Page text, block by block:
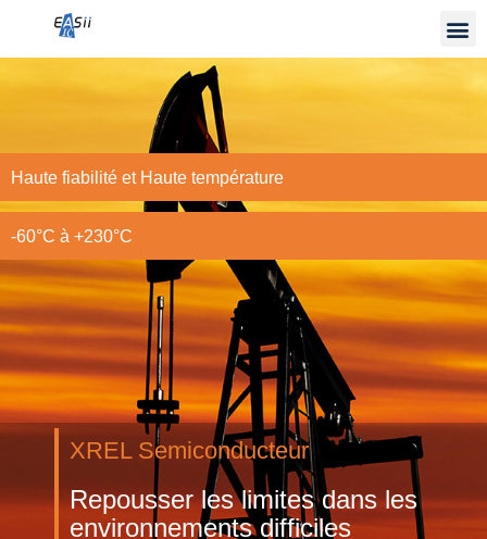
Haute fiabilité et Haute température
-60°C à +230°C
XREL Semiconducteur
Repousser les limites dans les
environnements difficiles